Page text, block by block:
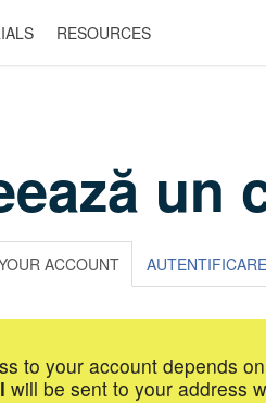
RESOURCES
un
ACCOUNT AUTENTIFICARE
to your account depends
will be sent to your address